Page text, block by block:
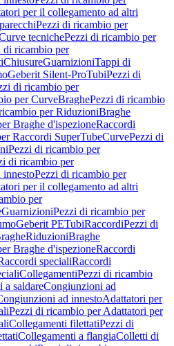
per il collegamento ad altri
Pezzi di ricambio per
tecnichePezzi di ricambio per
di ricambio per
ChiusureGuarnizioniTappi di
Geberit Silent-ProTubiPezzi di
di ricambio per
per CurveBraghePezzi di ricambio
per RiduzioniBraghe
Braghe d'ispezioneRaccordi
Raccordi SuperTubeCurvePezzi di
Pezzi di ricambio per
di ricambio per
Pezzi di ricambio per
per il collegamento ad altri
per
GuarnizioniPezzi di ricambio per
Geberit PETubiRaccordiPezzi di
RiduzioniBraghe
Braghe d'ispezioneRaccordi
specialiRaccordi
CollegamentiPezzi di ricambio
a saldareCongiunzioni ad
ad innestoAdattatori per
Pezzi di ricambio per Adattatori per
Collegamenti filettatiPezzi di
Collegamenti a flangiaColletti di